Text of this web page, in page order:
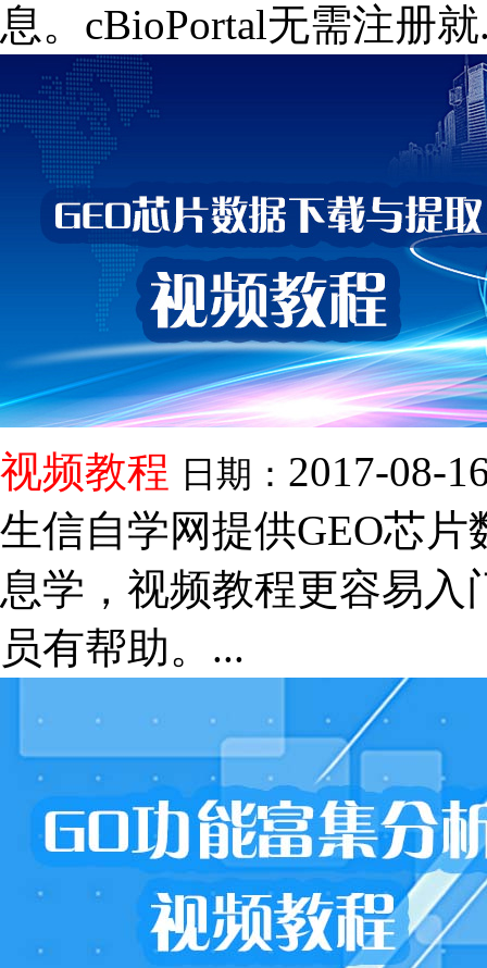
息。cBioPortal无需注册就
视频教程 日期： 2017-08-
生信自学网提供GEO芯
息学，视频教程更容易
员有帮助。...